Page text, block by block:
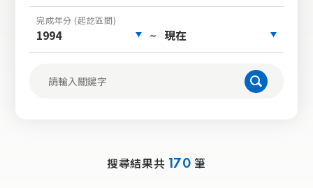
完成年分 (起訖區間)
1994 ~ 現在
搜尋結果共 170 筆